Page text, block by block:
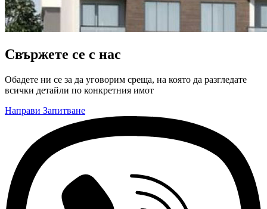
Свържете се с нас
Обадете ни се за да уговорим среща, на която да разгледате
всички детайли по конкретния имот
Направи Запитване